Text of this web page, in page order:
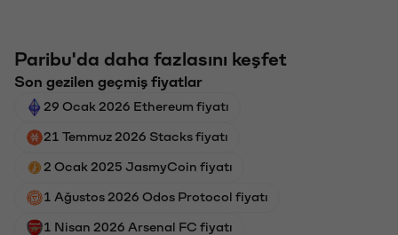
Paribu'da daha fazlasını keşfet
Son gezilen geçmiş fiyatlar
29 Ocak 2026 Ethereum fiyatı
21 Temmuz 2026 Stacks fiyatı
2 Ocak 2025 JasmyCoin fiyatı
1 Ağustos 2026 Odos Protocol fiyatı
1 Nisan 2026 Arsenal FC fiyatı